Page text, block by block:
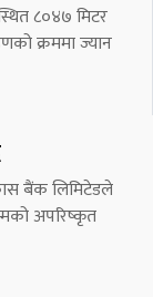
८०४७ मिटर
क्रममा ज्यान
बैंक लिमिटेडले
अपरिष्कृत